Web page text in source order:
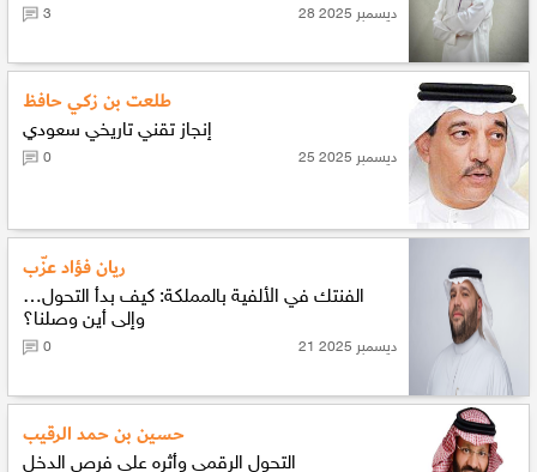
28 ديسمبر 2025 3
طلعت بن زكي حافظ
إنجاز تقني تاريخي سعودي
25 ديسمبر 2025 0
ريان فؤاد عزّب
الفنتك في الألفية بالمملكة: كيف بدأ التحول…
وإلى أين وصلنا؟
21 ديسمبر 2025 0
حسين بن حمد الرقيب
التحول الرقمي وأثره على فرص الدخل